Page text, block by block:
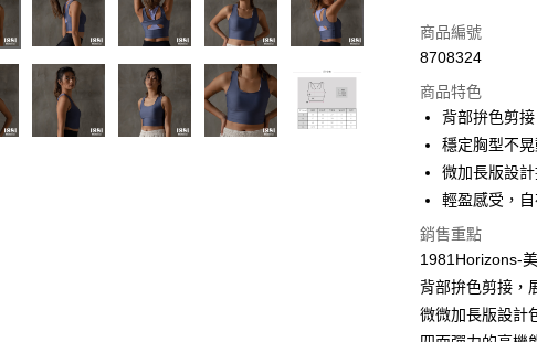
信用卡一次付款
LINE Pay
Apple Pay
街口支付
悠遊付
運送方式
商品編號
8708324
商品特色
背部拚色剪接
穩定胸型不
微加長版設計
輕盈感受，自
銷售重點
1981Horizons-
背部拚色剪接，
微微加長版設計